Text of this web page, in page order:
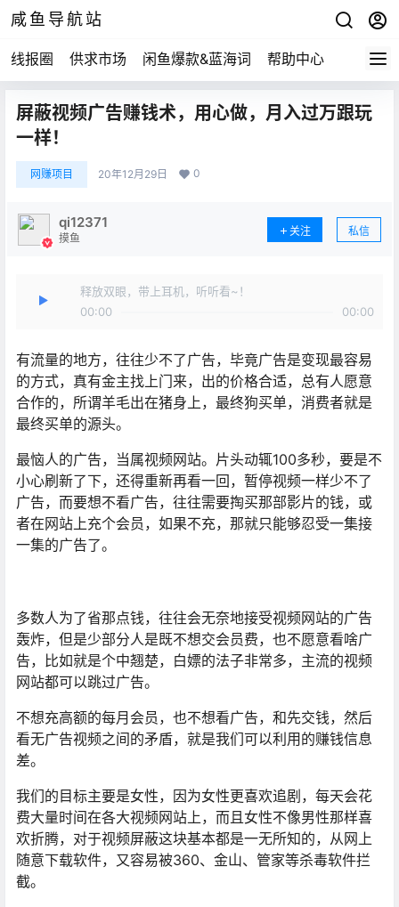
咸鱼导航站
线报圈 供求市场 闲鱼爆款&蓝海词 帮助中心
屏蔽视频广告赚钱术，用心做，月入过万跟玩
一样！
网赚项目 20年12月29日 0
qi12371
摸鱼
关注 私信
释放双眼，带上耳机，听听看~！
00:00
00:00
有流量的地方，往往少不了广告，毕竟广告是变现最容易
的方式，真有金主找上门来，出的价格合适，总有人愿意
合作的，所谓羊毛出在猪身上，最终狗买单，消费者就是
最终买单的源头。
最恼人的广告，当属视频网站。片头动辄100多秒，要是不
小心刷新了下，还得重新再看一回，暂停视频一样少不了
广告，而要想不看广告，往往需要掏买那部影片的钱，或
者在网站上充个会员，如果不充，那就只能够忍受一集接
一集的广告了。
多数人为了省那点钱，往往会无奈地接受视频网站的广告
轰炸，但是少部分人是既不想交会员费，也不愿意看啥广
告，比如就是个中翘楚，白嫖的法子非常多，主流的视频
网站都可以跳过广告。
不想充高额的每月会员，也不想看广告，和先交钱，然后
看无广告视频之间的矛盾，就是我们可以利用的赚钱信息
差。
我们的目标主要是女性，因为女性更喜欢追剧，每天会花
费大量时间在各大视频网站上，而且女性不像男性那样喜
欢折腾，对于视频屏蔽这块基本都是一无所知的，从网上
随意下载软件，又容易被360、金山、管家等杀毒软件拦
截。